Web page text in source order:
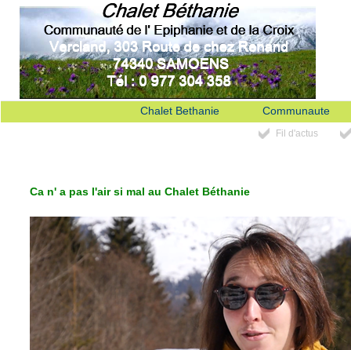
Chalet Bethanie Communaute
Fil d'actus
Ca n' a pas l'air si mal au Chalet Béthanie